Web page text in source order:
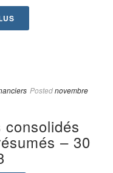
Postednovembre
– 30